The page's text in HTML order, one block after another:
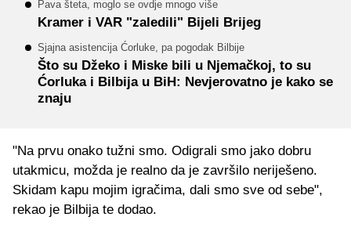
Pava šteta, moglo se ovdje mnogo više
Kramer i VAR "zaledili" Bijeli Brijeg
Sjajna asistencija Ćorluke, pa pogodak Bilbije
Što su Džeko i Miske bili u Njemačkoj, to su
Ćorluka i Bilbija u BiH: Nevjerovatno je kako se
znaju
"Na prvu onako tužni smo. Odigrali smo jako dobru
utakmicu, možda je realno da je završilo neriješeno.
Skidam kapu mojim igračima, dali smo sve od sebe",
rekao je Bilbija te dodao.